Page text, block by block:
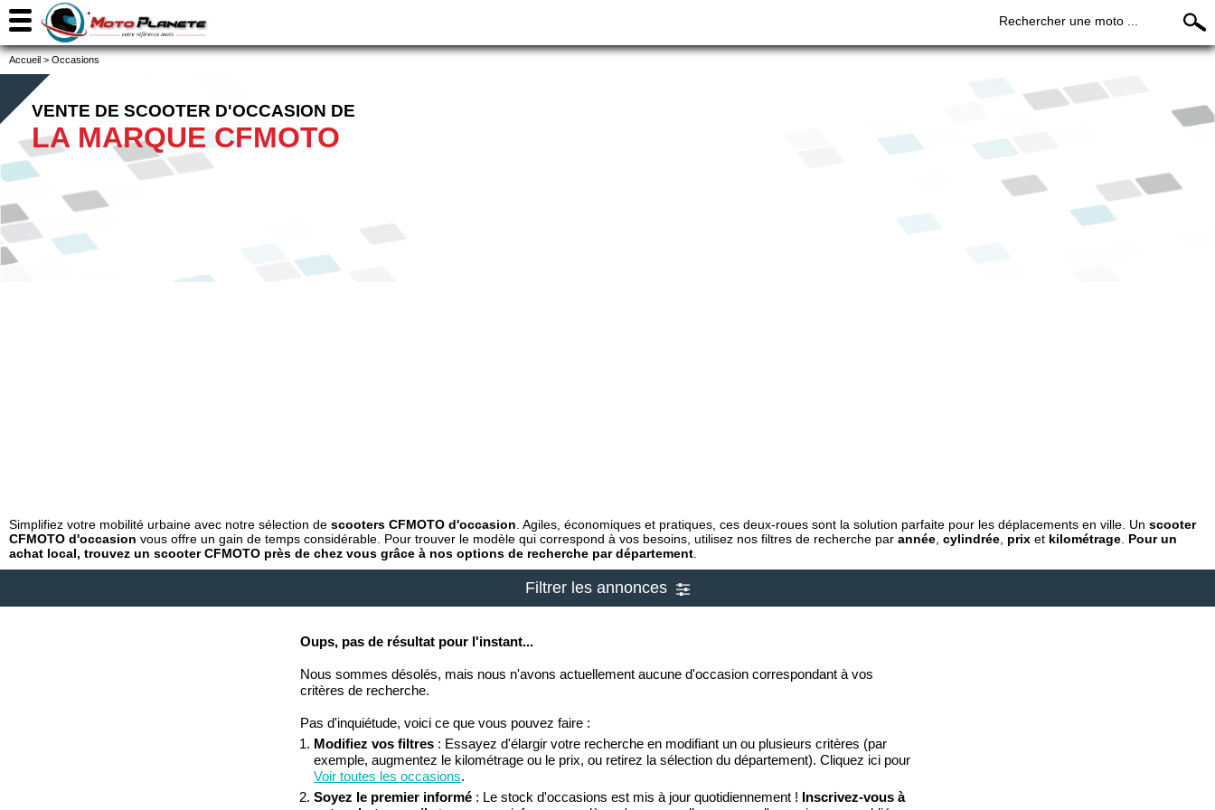
Rechercher une moto ...
Accueil > Occasions
VENTE DE SCOOTER D'OCCASION DE
LA MARQUE CFMOTO
Simplifiez votre mobilité urbaine avec notre sélection de scooters CFMOTO d'occasion . Agiles, économiques et pratiques, ces deux-roues sont la solution parfaite pour les déplacements en ville. Un scooter
CFMOTO d'occasion vous offre un gain de temps considérable. Pour trouver le modèle qui correspond à vos besoins, utilisez nos filtres de recherche par année cylindrée prix et kilométrage Pour un
achat local, trouvez un scooter CFMOTO près de chez vous grâce à nos options de recherche par département
Filtrer les annonces
Oups, pas de résultat pour l'instant...
Nous sommes désolés, mais nous n'avons actuellement aucune d'occasion correspondant à vos
critères de recherche.
Pas d'inquiétude, voici ce que vous pouvez faire :
Modifiez vos filtres : Essayez d'élargir votre recherche en modifiant un ou plusieurs critères (par
exemple, augmentez le kilométrage ou le prix, ou retirez la sélection du département). Cliquez ici pour
Voir toutes les occasions.
Soyez le premier informé : Le stock d'occasions est mis à jour quotidiennement ! Inscrivez-vous à